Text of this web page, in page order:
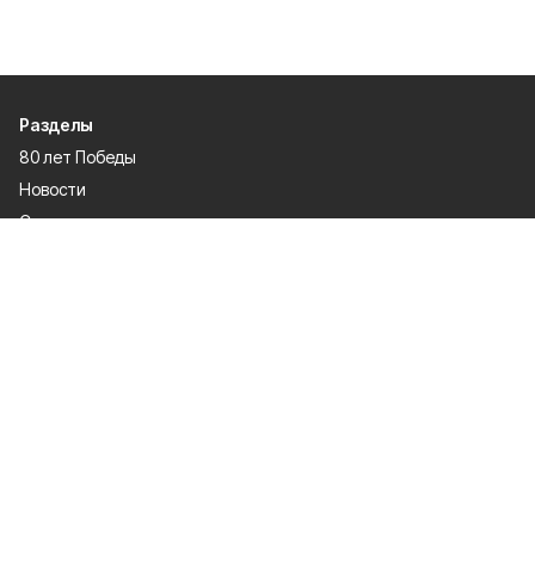
Разделы
80 лет Победы
Новости
Статьи